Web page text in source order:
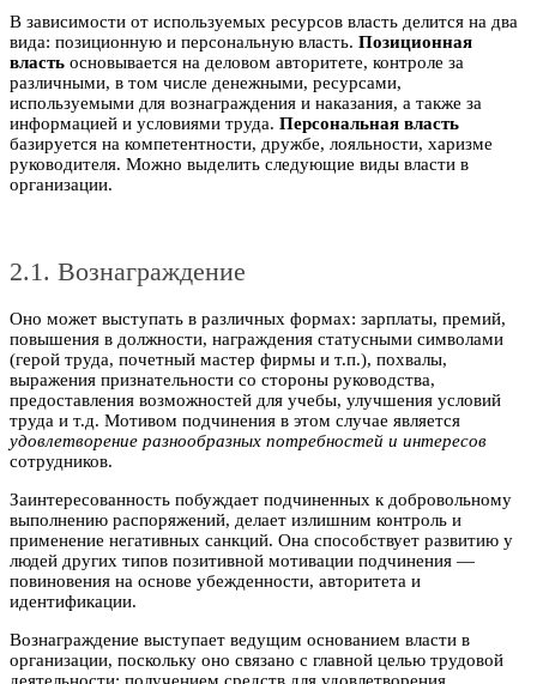
В зависимости от используемых ресурсов власть делится на два
вида: позиционную и персональную власть. Позиционная
власть основывается на деловом авторитете, контроле за
различными, в том числе денежными, ресурсами,
используемыми для вознаграждения и наказания, а также за
информацией и условиями труда. Персональная власть
базируется на компетентности, дружбе, лояльности, харизме
руководителя. Можно выделить следующие виды власти в
организации.
2.1. Вознаграждение
Оно может выступать в различных формах: зарплаты, премий,
повышения в должности, награждения статусными символами
(герой труда, почетный мастер фирмы и т.п.), похвалы,
выражения признательности со стороны руководства,
предоставления возможностей для учебы, улучшения условий
труда и т.д. Мотивом подчинения в этом случае является
удовлетворение разнообразных потребностей и интересов
сотрудников.
Заинтересованность побуждает подчиненных к добровольному
выполнению распоряжений, делает излишним контроль и
применение негативных санкций. Она способствует развитию у
людей других типов позитивной мотивации подчинения —
повиновения на основе убежденности, авторитета и
идентификации.
Вознаграждение выступает ведущим основанием власти в
организации, поскольку оно связано с главной целью трудовой
деятельности: получением средств для удовлетворения